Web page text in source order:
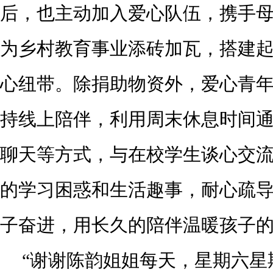
后，也主动加入爱心队伍，携手
为乡村教育事业添砖加瓦，搭建
心纽带。除捐助物资外，爱心青
持线上陪伴，利用周末休息时间
聊天等方式，与在校学生谈心交
的学习困惑和生活趣事，耐心疏
子奋进，用长久的陪伴温暖孩子
“谢谢陈韵姐姐每天，星期六